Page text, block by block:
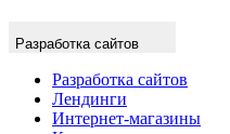
Разработка сайтов
Разработка сайтов
Лендинги
Интернет-магазины